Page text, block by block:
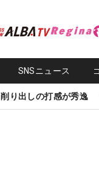
SNSニュース
削り出しの打感が秀逸